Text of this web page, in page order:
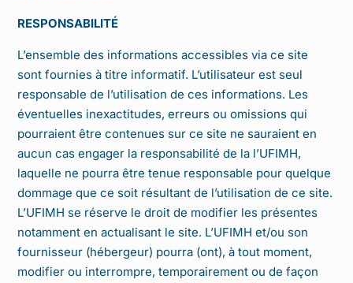
RESPONSABILITÉ
L’ensemble des informations accessibles via ce site
sont fournies à titre informatif. L’utilisateur est seul
responsable de l’utilisation de ces informations. Les
éventuelles inexactitudes, erreurs ou omissions qui
pourraient être contenues sur ce site ne sauraient en
aucun cas engager la responsabilité de la l’UFIMH,
laquelle ne pourra être tenue responsable pour quelque
dommage que ce soit résultant de l’utilisation de ce site.
L’UFIMH se réserve le droit de modifier les présentes
notamment en actualisant le site. L’UFIMH et/ou son
fournisseur (hébergeur) pourra (ont), à tout moment,
modifier ou interrompre, temporairement ou de façon